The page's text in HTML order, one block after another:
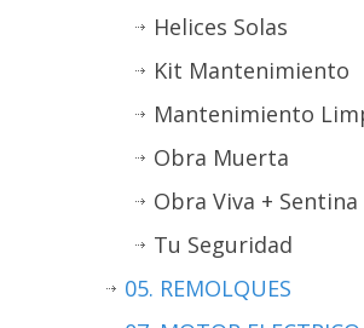
Helices Solas
Kit Mantenimiento
Mantenimiento
Obra Muerta
Obra Viva + Sentina
Tu Seguridad
05. REMOLQUES